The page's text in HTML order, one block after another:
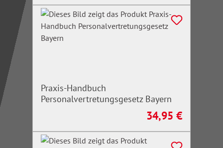
Praxis-Handbuch
Personalvertretungsgesetz Bayern
Regulärer Preis:
34,95 €